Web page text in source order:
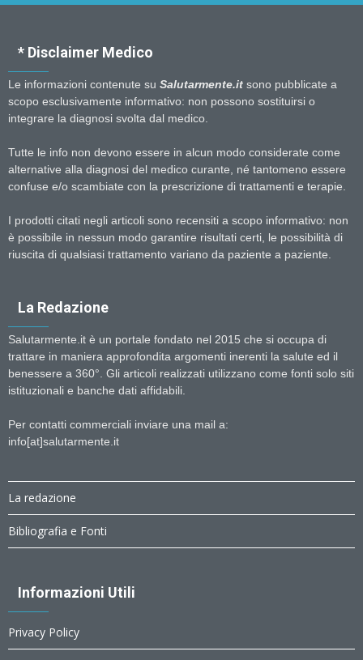
* Disclaimer Medico
Le informazioni contenute su Salutarmente.it sono pubblicate a
scopo esclusivamente informativo: non possono sostituirsi o
integrare la diagnosi svolta dal medico.
Tutte le info non devono essere in alcun modo considerate come
alternative alla diagnosi del medico curante, né tantomeno essere
confuse e/o scambiate con la prescrizione di trattamenti e terapie.
I prodotti citati negli articoli sono recensiti a scopo informativo: non
è possibile in nessun modo garantire risultati certi, le possibilità di
riuscita di qualsiasi trattamento variano da paziente a paziente.
La Redazione
Salutarmente.it è un portale fondato nel 2015 che si occupa di
trattare in maniera approfondita argomenti inerenti la salute ed il
benessere a 360°. Gli articoli realizzati utilizzano come fonti solo siti
istituzionali e banche dati affidabili.
Per contatti commerciali inviare una mail a:
info[at]salutarmente.it
La redazione
Bibliografia e Fonti
Informazioni Utili
Privacy Policy